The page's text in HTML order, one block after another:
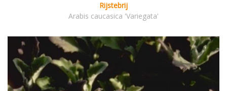
Rijstebrij
Arabis caucasica 'Variegata'